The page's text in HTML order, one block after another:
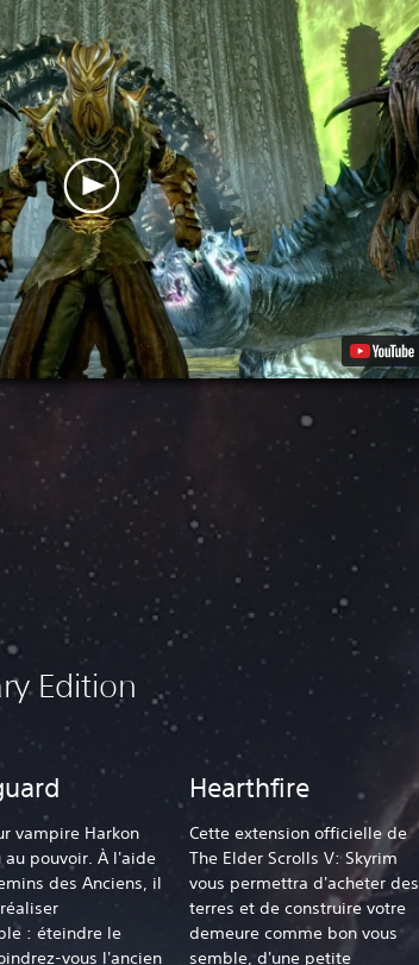
Edition
vampire Harkon
au pouvoir. À l'aide
des Anciens, il
: éteindre le
vous l'ancien
Hearthfire
Cette extension officielle de
The Elder Scrolls V: Skyrim
vous permettra d'acheter des
terres et de construire votre
demeure comme bon vous
semble, d'une petite